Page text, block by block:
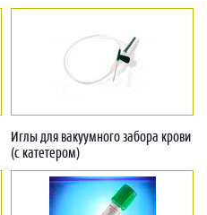
Иглы для вакуумного забора крови
(с катетером)